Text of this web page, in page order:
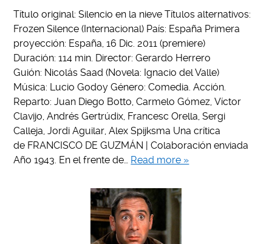
Título original: Silencio en la nieve Títulos alternativos:
Frozen Silence (Internacional) País: España Primera
proyección: España, 16 Dic. 2011 (premiere)
Duración: 114 min. Director: Gerardo Herrero
Guión: Nicolás Saad (Novela: Ignacio del Valle)
Música: Lucio Godoy Género: Comedia. Acción.
Reparto: Juan Diego Botto, Carmelo Gómez, Víctor
Clavijo, Andrés Gertrúdix, Francesc Orella, Sergi
Calleja, Jordi Aguilar, Alex Spijksma Una crítica
de FRANCISCO DE GUZMÁN | Colaboración enviada
Año 1943. En el frente de… Read more »